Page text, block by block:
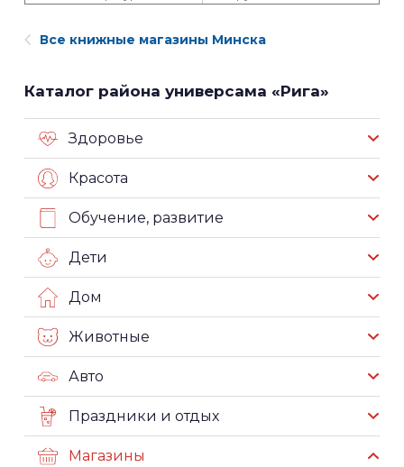
Все книжные магазины Минска
Каталог района универсама «Рига»
Здоровье
Красота
Обучение, развитие
Дети
Дом
Животные
Авто
Праздники и отдых
Магазины